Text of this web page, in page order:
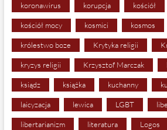
koronawirus korupcja kościół
kościół mocy kosmici kosmos
królestwo boze Krytyka religii
kryzys religii Krzysztof Marczak
ksiądz książka kuchanny
laicyzacja lewica LGBT
libertarianizm literatura Logos